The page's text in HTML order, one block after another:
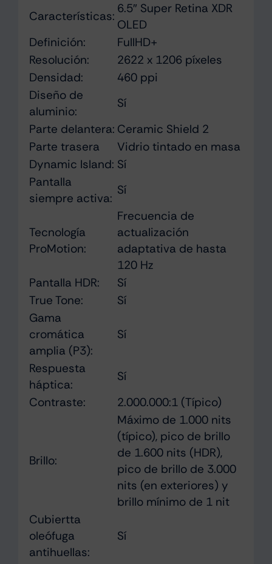
Características:
6.5″ Super Retina XDR
OLED
Definición:
FullHD+
Resolución:
2622 x 1206 píxeles
Densidad:
460 ppi
Diseño de
aluminio:
Sí
Parte delantera: Ceramic Shield 2
Parte trasera
Vidrio tintado en masa
Dynamic Island: Sí
Pantalla
siempre activa:
Sí
Tecnología
ProMotion:
Frecuencia de
actualización
adaptativa de hasta
120 Hz
Pantalla HDR:
Sí
True Tone:
Sí
Gama
cromática
amplia (P3):
Sí
Respuesta
háptica:
Sí
Contraste:
2.000.000:1 (Típico)
Brillo:
Máximo de 1.000 nits
(típico), pico de brillo
de 1.600 nits (HDR),
pico de brillo de 3.000
nits (en exteriores) y
brillo mínimo de 1 nit
Cubiertta
oleófuga
antihuellas:
Sí